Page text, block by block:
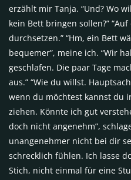
erzählt mir Tanja. “Und? Wo
kein Bett bringen sollen?”
durchsetzen.” “Hm, ein Bett
bequemer”, meine ich. “Wir
geschlafen. Die paar Tage
aus.” “Wie du willst.
wenn du möchtest kannst du
ziehen. Könnte ich gut
doch nicht angenehm”,
unangenehmer nicht bei dir
schrecklich fühlen. Ich lasse
Stich, nicht einmal für eine